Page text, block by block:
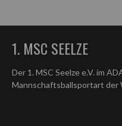
1. MSC SEELZE
Der 1. MSC Seelze e.V. im
Mannschaftsballsportart der